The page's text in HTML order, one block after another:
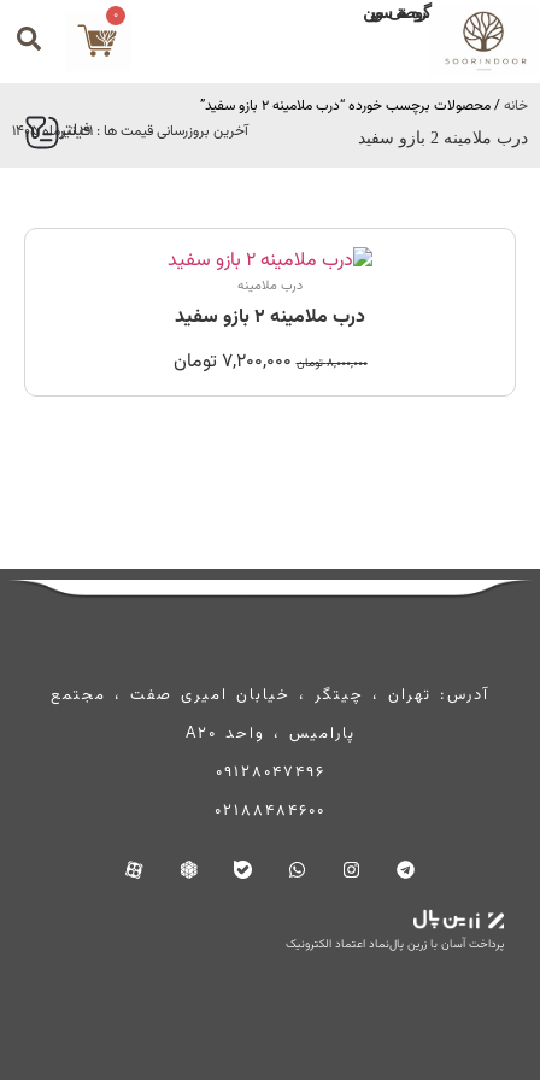
گروه صنعتی سورین 0
خانه/ محصولات برچسب خورده “درب ملامینه 2 بازو سفید”
فیلتر درب ملامینه 2 بازو سفید آخرین بروزرسانی قیمت ها : 31 تیرماه 1405
درب ملامینه
درب ملامینه 2 بازو سفید
8,000,000 تومان 7,200,000 تومان
آدرس: تهران ، چیتگر ، خیابان امیری صفت ، مجتمع
پارامیس ، واحد A20
09128047496
02188484600
پرداخت آسان با زرین پالنماد اعتماد الکترونیک